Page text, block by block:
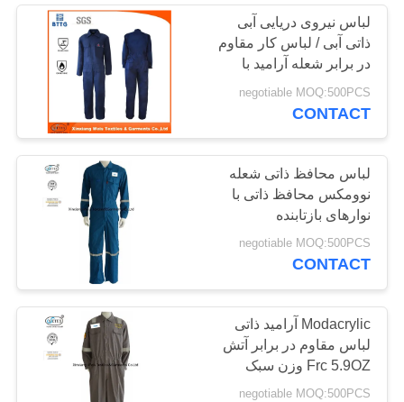
سایت
PRIVACY
POLICY
شلوار مقاوم در برابر
آتش
19
لباس بازدارنده آتش
40
لباس نیروی دریایی آبی
ذاتی آبی / لباس کار مقاوم
در برابر شعله آرامید با
پارچه بازتابی
negotiable MOQ:500PCS
CONTACT
لباس محافظ ذاتی شعله
نوومکس محافظ ذاتی با
نوارهای بازتابنده
negotiable MOQ:500PCS
CONTACT
Modacrylic آرامید ذاتی
لباس مقاوم در برابر آتش
Frc 5.9OZ وزن سبک
negotiable MOQ:500PCS